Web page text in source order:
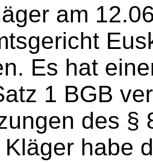
am
Es hat
1 BGB
des §
habe